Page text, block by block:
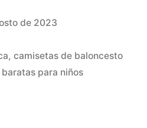
de 2023
, camisetas de baloncesto
para niños